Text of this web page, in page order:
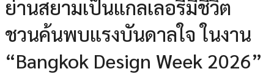
ย่านสยามเป็นแกลเลอรีมีชีวิต
ชวนค้นพบแรงบันดาลใจ ในงาน
“Bangkok Design Week 2026”